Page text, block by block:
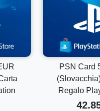
bloccato per regione e può
PlayStation registrati
PSN Card
Regalo